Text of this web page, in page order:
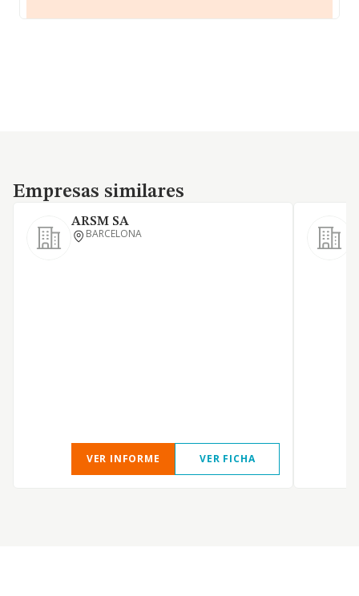
Empresas similares
Empresas similares
ARSM SA
BARCELONA
VER INFORME VER FICHA